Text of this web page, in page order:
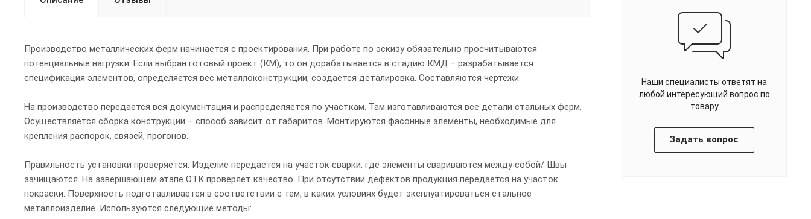
Производство металлических ферм начинается с проектирования. При работе по эскизу обязательно просчитываются
потенциальные нагрузки. Если выбран готовый проект (КМ), то он дорабатывается в стадию КМД – разрабатывается
спецификация элементов, определяется вес металлоконструкции, создается деталировка. Составляются чертежи.
На производство передается вся документация и распределяется по участкам. Там изготавливаются все детали стальных ферм.
Осуществляется сборка конструкции – способ зависит от габаритов. Монтируются фасонные элементы, необходимые для
крепления распорок, связей, прогонов.
Правильность установки проверяется. Изделие передается на участок сварки, где элементы свариваются между собой/ Швы
зачищаются. На завершающем этапе ОТК проверяет качество. При отсутствии дефектов продукция передается на участок
покраски. Поверхность подготавливается в соответствии с тем, в каких условиях будет эксплуатироваться стальное
металлоизделие. Используются следующие методы:
Наши специалисты ответят на
любой интересующий вопрос по
товару
Задать вопрос